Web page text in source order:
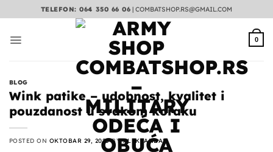
na
TELEFON: 064 350 66 06 |COMBATSHOP.RS@GMAIL.COM
0
BLOG
Wink patike – udobnost, kvalitet i
pouzdanost u svakom koraku
POSTED ON OKTOBAR 29, 2025 BYALEKSANDAR